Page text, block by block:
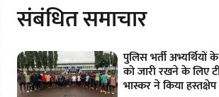
संबंधित समाचार
पुलिस भर्ती अभ्यर्थियों
को जारी रखने के लिए
भास्कर ने किया हस्तक्षेप